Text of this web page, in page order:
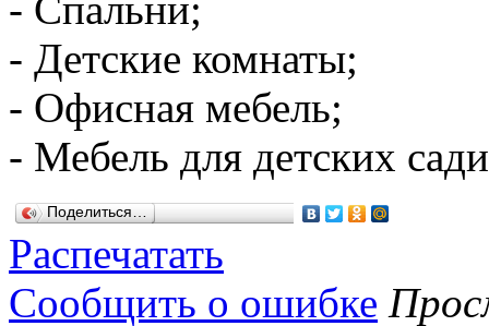
- Детские комнаты;
- Офисная мебель;
- Мебель для детских
Поделиться…
Распечатать
Сообщить о ошибке